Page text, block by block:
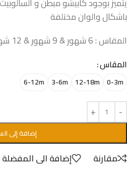
باشكال والوان مختلفة
المقاس : 6 شهور & 9 شهور & 12 شهر & 18 شهر
المقاس
0-3m
12-18m
3-6m
6-12m
إضافة إلى
مقارنة
إضافة الى المفضلة